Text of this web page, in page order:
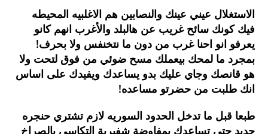
الاستغلال عيني عينك والنصابين هم الاغلبيه المحيطه
فيك كونك سائح غريب عن هالبلد والأغرب انهم كانو
يعرفو انو احنا غرب من دون ما نتخنفس ولا بحرف!
بمجرد ما لمحك بيعملك مسح ضوئي من فوق لتحت ولا
هو قانصك وجاي عليك بدو يساعدك ويفيدك على اساس
انك طلبت من حضرتو مساعده!
طبعا قبل ما تدخل الحدود السوريه لازم تشتري حنجره
حديد حتى تساعدك بمفاوضة شفيرية التكاسي بالصراخ